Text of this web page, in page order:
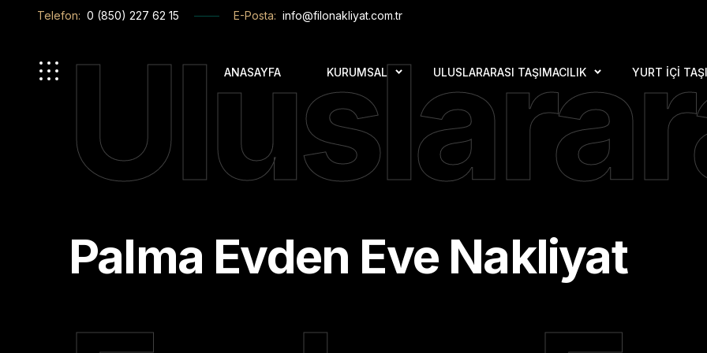
Telefon: 0 (850) 227 62 15 E-Posta: info@filonakliyat.com.tr
ANASAYFA KURUMSAL ULUSLARARASI TAŞIMACILIK YURT İÇI
Palma Evden Eve Nakliyat